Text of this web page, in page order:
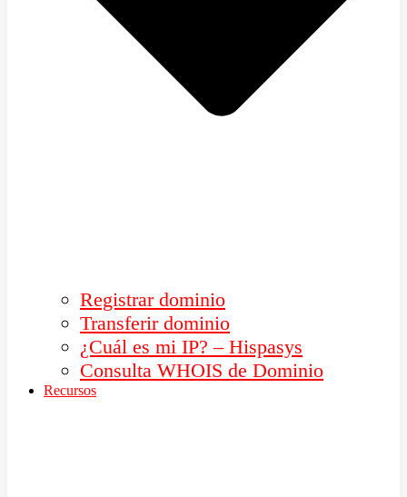
Registrar dominio
Transferir dominio
¿Cuál es mi IP? – Hispasys
Consulta WHOIS de Dominio
Recursos